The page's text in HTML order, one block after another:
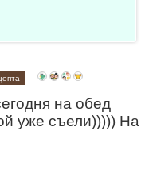
на обед
уже съели))))) На